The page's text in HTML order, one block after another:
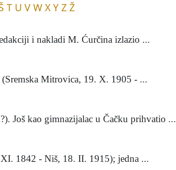
T U VWXYZŽ
i nakladi M. Ćurčina izlazio ...
Mitrovica, 19. X. 1905 - ...
Još kao gimnazijalac u Čačku prihvatio ...
1842 - Niš, 18. II. 1915); jedna ...